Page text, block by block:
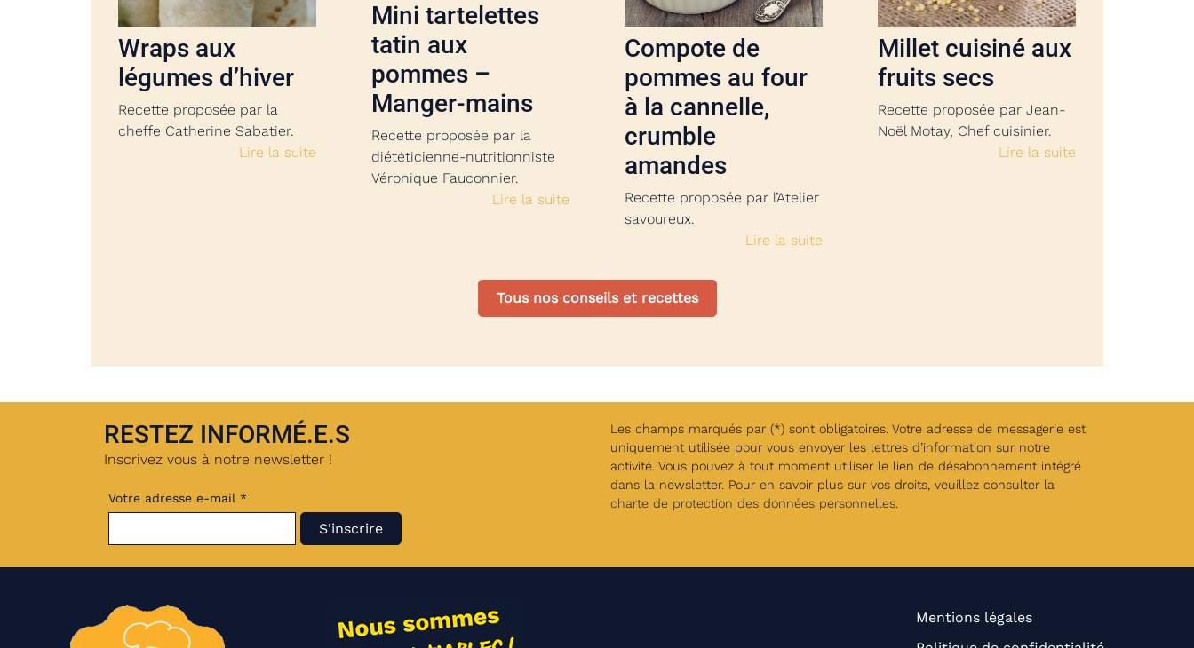
Wraps aux
légumes d’hiver
Recette proposée par la
cheffe Catherine Sabatier.
Lire la suite
Mini tartelettes
tatin aux
pommes –
Manger-mains
Recette proposée par la
diététicienne-nutritionniste
Véronique Fauconnier.
Lire la suite
Compote de
pommes au four
à la cannelle,
crumble
amandes
Recette proposée par l’Atelier
savoureux.
Lire la suite
Millet cuisiné aux
fruits secs
Recette proposée par Jean-
Noël Motay, Chef cuisinier.
Lire la suite
Tous nos conseils et recettes
RESTEZ INFORMÉ.E.S
Inscrivez vous à notre newsletter !
Votre adresse e-mail *
Les champs marqués par (*) sont obligatoires. Votre adresse de messagerie est
uniquement utilisée pour vous envoyer les lettres d’information sur notre
activité. Vous pouvez à tout moment utiliser le lien de désabonnement intégré
dans la newsletter. Pour en savoir plus sur vos droits, veuillez consulter la
charte de protection des données personnelles
Mentions légales